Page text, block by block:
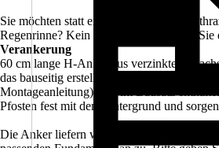
Sie möchten statt einer Regenrinne in
Regenrinne? Kein Problem. Vermerken Sie
Verankerung
60 cm lange H-Anker aus verzinktem
das bauseitig erstellte Punktfundament
Montageanleitung) sind im Bausatz
Pfosten fest mit dem Untergrund und
Die Anker liefern wir Ihnen auf Wunsch